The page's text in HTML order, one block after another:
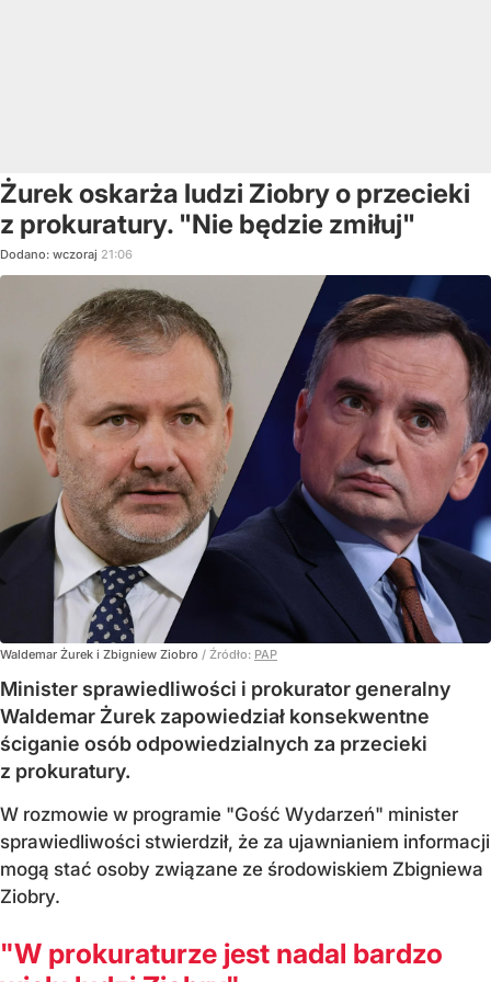
Żurek oskarża ludzi Ziobry o przecieki
z prokuratury. "Nie będzie zmiłuj"
Dodano: wczoraj 21:06
Waldemar Żurek i Zbigniew Ziobro / Źródło: PAP
Minister sprawiedliwości i prokurator generalny
Waldemar Żurek zapowiedział konsekwentne
ściganie osób odpowiedzialnych za przecieki
z prokuratury.
W rozmowie w programie "Gość Wydarzeń" minister
sprawiedliwości stwierdził, że za ujawnianiem informacji
mogą stać osoby związane ze środowiskiem Zbigniewa
Ziobry.
"W prokuraturze jest nadal bardzo